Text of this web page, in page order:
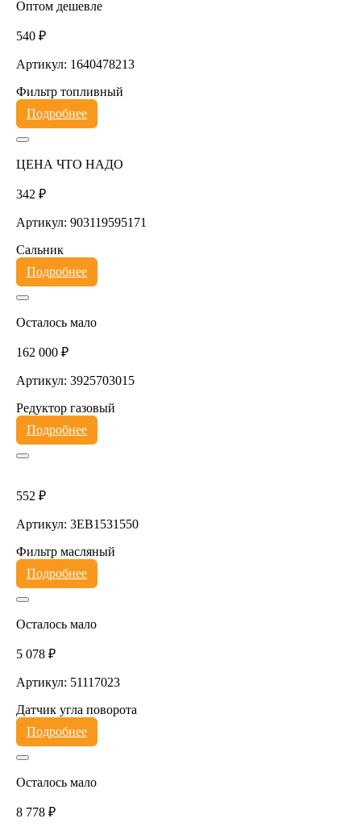
Оптом дешевле
540 ₽
Артикул: 1640478213
Фильтр топливный
Подробнее
ЦЕНА ЧТО НАДО
342 ₽
Артикул: 903119595171
Сальник
Подробнее
Осталось мало
162 000 ₽
Артикул: 3925703015
Редуктор газовый
Подробнее
552 ₽
Артикул: 3EB1531550
Фильтр масляный
Подробнее
Осталось мало
5 078 ₽
Артикул: 51117023
Датчик угла поворота
Подробнее
Осталось мало
8 778 ₽